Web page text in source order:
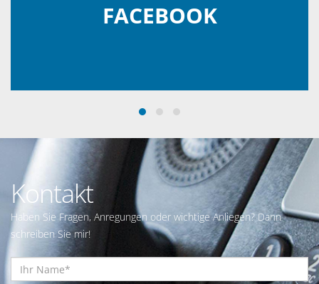
FACEBOOK
Kontakt
Haben Sie Fragen, Anregungen oder wichtige Anliegen? Dann
schreiben Sie mir!